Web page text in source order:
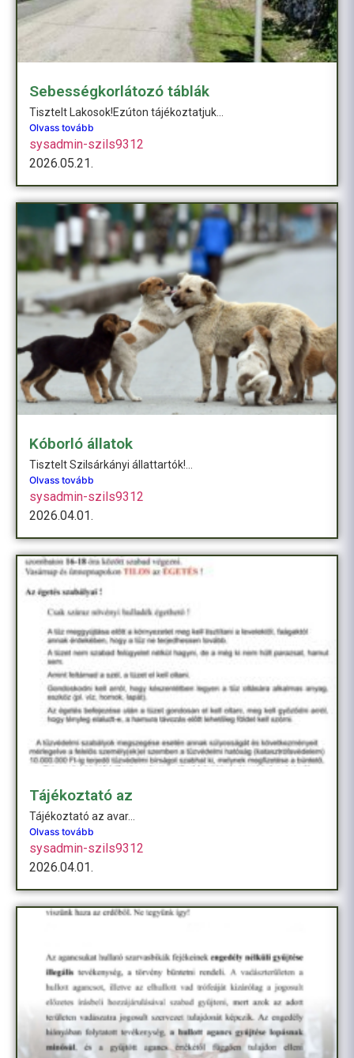
Sebességkorlátozó táblák
Tisztelt Lakosok!Ezúton tájékoztatjuk...
Olvass tovább
sysadmin-szils9312
2026.05.21.
Kóborló állatok
Tisztelt Szilsárkányi állattartók!...
Olvass tovább
sysadmin-szils9312
2026.04.01.
Tájékoztató az
Tájékoztató az avar...
Olvass tovább
sysadmin-szils9312
2026.04.01.